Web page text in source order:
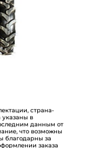
страна-
указаны в
данным от
что возможны
благодарны за
заказа